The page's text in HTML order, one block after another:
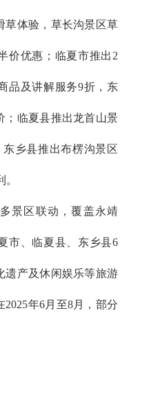
草体验，草长沟景区草
价优惠；临夏市推出2
品及讲解服务9折，东
；临夏县推出龙首山景
乡县推出布楞沟景区
景区联动，覆盖永靖
市、临夏县、东乡县6
遗产及休闲娱乐等旅游
年6月至8月，部分